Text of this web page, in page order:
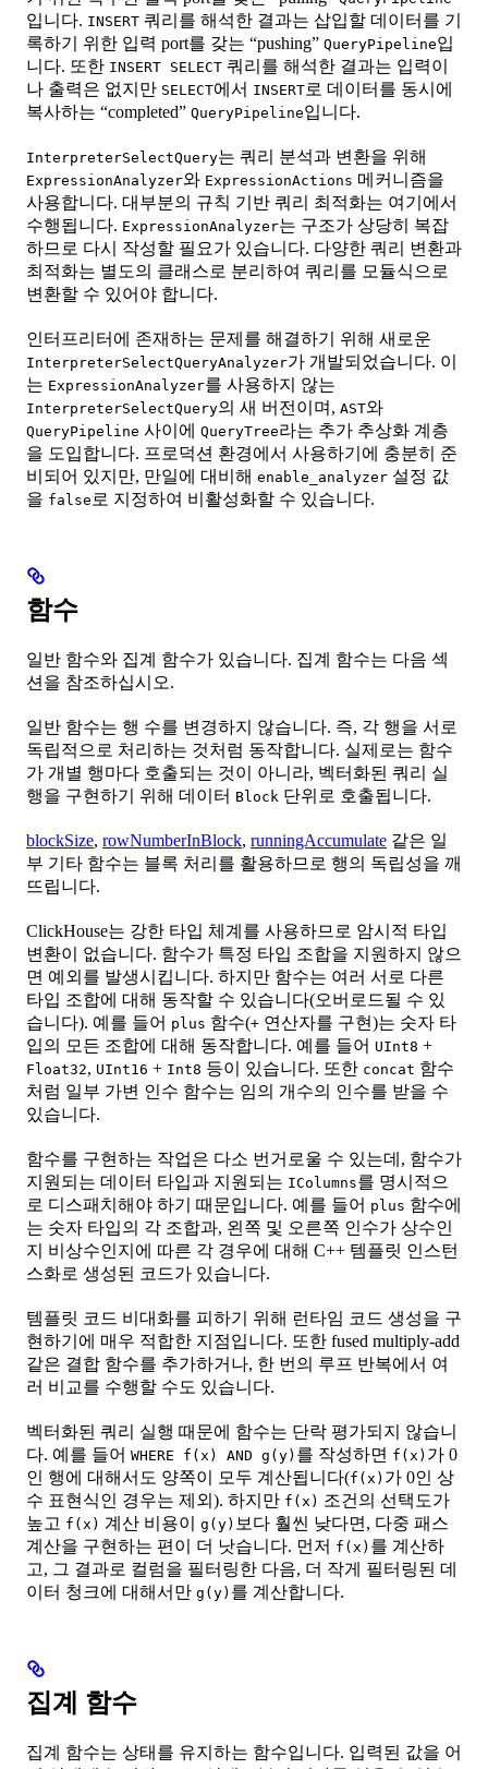
입니다. INSERT 쿼리를 해석한 결과는 삽입할 데이터를 기
록하기 위한 입력 port를 갖는 “pushing” QueryPipeline입
니다. 또한 INSERT SELECT 쿼리를 해석한 결과는 입력이
나 출력은 없지만 SELECT에서 INSERT로 데이터를 동시에
복사하는 “completed” QueryPipeline입니다.
InterpreterSelectQuery는 쿼리 분석과 변환을 위해
ExpressionAnalyzer와 ExpressionActions 메커니즘을
사용합니다. 대부분의 규칙 기반 쿼리 최적화는 여기에서
수행됩니다. ExpressionAnalyzer는 구조가 상당히 복잡
하므로 다시 작성할 필요가 있습니다. 다양한 쿼리 변환과
최적화는 별도의 클래스로 분리하여 쿼리를 모듈식으로
변환할 수 있어야 합니다.
인터프리터에 존재하는 문제를 해결하기 위해 새로운
InterpreterSelectQueryAnalyzer가 개발되었습니다. 이
는 ExpressionAnalyzer를 사용하지 않는
InterpreterSelectQuery의 새 버전이며, AST와
QueryPipeline 사이에 QueryTree라는 추가 추상화 계층
을 도입합니다. 프로덕션 환경에서 사용하기에 충분히 준
비되어 있지만, 만일에 대비해 enable_analyzer 설정 값
을 false 로 지정하여 비활성화할 수 있습니다.
함수
일반 함수와 집계 함수가 있습니다. 집계 함수는 다음 섹
션을 참조하십시오.
일반 함수는 행 수를 변경하지 않습니다. 즉, 각 행을 서로
독립적으로 처리하는 것처럼 동작합니다. 실제로는 함수
가 개별 행마다 호출되는 것이 아니라, 벡터화된 쿼리 실
행을 구현하기 위해 데이터 Block 단위로 호출됩니다.
blockSize, rowNumberInBlock, runningAccumulate 같은 일
부 기타 함수는 블록 처리를 활용하므로 행의 독립성을 깨
뜨립니다.
ClickHouse는 강한 타입 체계를 사용하므로 암시적 타입
변환이 없습니다. 함수가 특정 타입 조합을 지원하지 않으
면 예외를 발생시킵니다. 하지만 함수는 여러 서로 다른
타입 조합에 대해 동작할 수 있습니다(오버로드될 수 있
습니다). 예를 들어 plus 함수(+ 연산자를 구현)는 숫자 타
입의 모든 조합에 대해 동작합니다. 예를 들어 UInt8 +
Float32, UInt16 + Int8 등이 있습니다. 또한 concat 함수
처럼 일부 가변 인수 함수는 임의 개수의 인수를 받을 수
있습니다.
함수를 구현하는 작업은 다소 번거로울 수 있는데, 함수가
지원되는 데이터 타입과 지원되는 IColumns를 명시적으
로 디스패치해야 하기 때문입니다. 예를 들어 plus 함수에
는 숫자 타입의 각 조합과, 왼쪽 및 오른쪽 인수가 상수인
지 비상수인지에 따른 각 경우에 대해 C++ 템플릿 인스턴
스화로 생성된 코드가 있습니다.
템플릿 코드 비대화를 피하기 위해 런타임 코드 생성을 구
현하기에 매우 적합한 지점입니다. 또한 fused multiply-add
같은 결합 함수를 추가하거나, 한 번의 루프 반복에서 여
러 비교를 수행할 수도 있습니다.
벡터화된 쿼리 실행 때문에 함수는 단락 평가되지 않습니
다. 예를 들어 WHERE f(x) AND g(y) 를 작성하면 f(x) 가 0
인 행에 대해서도 양쪽이 모두 계산됩니다(f(x) 가 0인 상
수 표현식인 경우는 제외). 하지만 f(x) 조건의 선택도가
높고 f(x) 계산 비용이 g(y) 보다 훨씬 낮다면, 다중 패스
계산을 구현하는 편이 더 낫습니다. 먼저 f(x) 를 계산하
고, 그 결과로 컬럼을 필터링한 다음, 더 작게 필터링된 데
이터 청크에 대해서만 g(y) 를 계산합니다.
집계 함수
집계 함수는 상태를 유지하는 함수입니다. 입력된 값을 어